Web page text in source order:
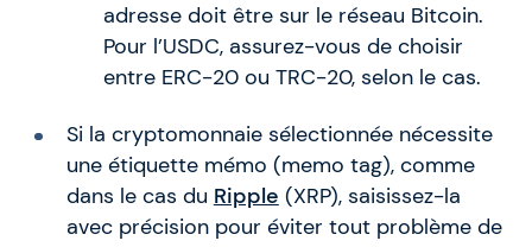
adresse doit être sur le réseau Bitcoin.
Pour l’USDC, assurez-vous de choisir
entre ERC-20 ou TRC-20, selon le cas.
Si la cryptomonnaie sélectionnée nécessite
une étiquette mémo (memo tag), comme
dans le cas du Ripple (XRP), saisissez-la
avec précision pour éviter tout problème de